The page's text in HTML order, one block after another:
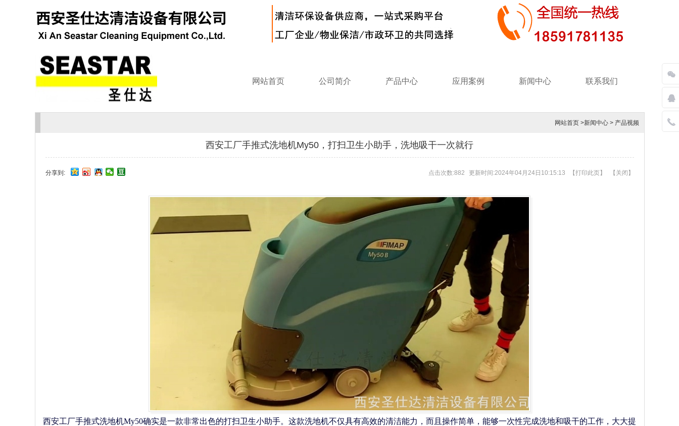
网站首页 公司简介 产品中心 应用案例 新闻中心 联系我们
网站首页>新闻中心> 产品视频
西安工厂手推式洗地机My50，打扫卫生小助手，洗地吸干一次就行
分享到: 点击次数:882 更新时间:2024年04月24日10:15:13 【打印此页】 【 关闭 】
西安工厂手推式洗地机My50确实是一款非常出色的打扫卫生小助手。这款洗地机不仅具有高效的清洁能力，而且操作简单，能够一次性完成洗地和吸干的工作，大大提